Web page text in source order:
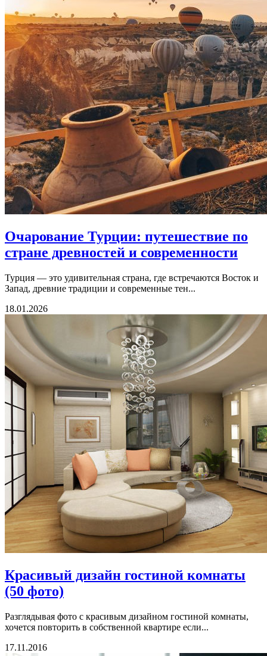
Очарование Турции: путешествие по
стране древностей и современности
Турция — это удивительная страна, где встречаются Восток и
Запад, древние традиции и современные тен...
18.01.2026
Красивый дизайн гостиной комнаты
(50 фото)
Разглядывая фото с красивым дизайном гостиной комнаты,
хочется повторить в собственной квартире если...
17.11.2016